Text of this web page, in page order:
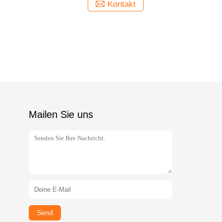
Kontakt
Mailen Sie uns
Send